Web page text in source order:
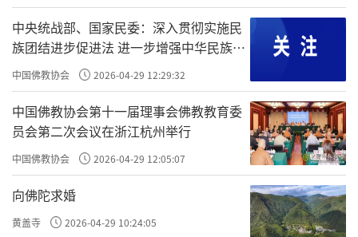
最难得的是，十多块大小粗细不同的石块
交错著垒起来，竟然非常稳当。这经幢可不是
砌的，石块间没有任何东西粘连，就那麽摞在
一起，不平的地方用铁片垫一下。按照落款的
记载，这石经幢建於後晋天福二年（西元九三
七年）八月二十八日，是住持僧宝林及邑主吴
宝等「添修」的，至今已经将近千年，其间发
生过一次八级地震，其他天灾人祸难以尽知，
慈胜寺其他的五代建筑全都无存，只有这个石
中央统战部、国家民委：深入贯彻实施民
族团结进步促进法 进一步增强中华民族凝
聚力向心力
中国佛教协会 2026-04-29 12:29:32
中国佛教协会第十一届理事会佛教教育委
员会第二次会议在浙江杭州举行
中国佛教协会 2026-04-29 12:05:07
向佛陀求婚
黄盖寺 2026-04-29 10:24:05